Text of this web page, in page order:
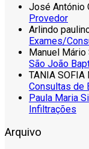
José António
Provedor
Arlindo
Exames/
Manuel Mário
São João
TANIA SOFIA
Consultas de
Paula Maria
Infiltrações
Arquivo